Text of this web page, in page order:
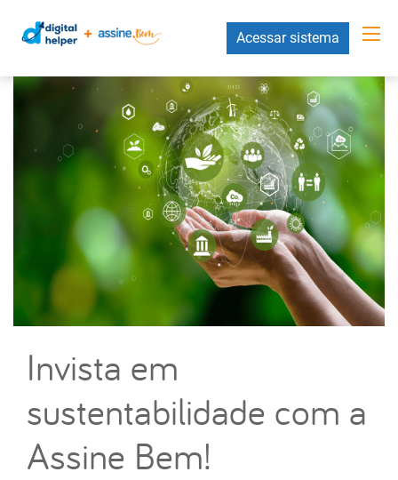
Acessar sistema
Invista em
sustentabilidade com a
Assine Bem!